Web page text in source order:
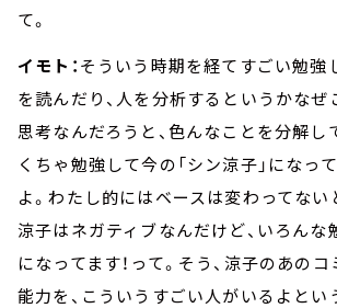
て。
イモト：そういう時期を経てすごい勉強
を読んだり、人を分析するというかなぜ
思考なんだろうと、色んなことを分解し
くちゃ勉強して今の「シン涼子」になっ
よ。わたし的にはベースは変わってない
涼子はネガティブなんだけど、いろんな
になってます！って。そう、涼子のあの
能力を、こういうすごい人がいるよとい